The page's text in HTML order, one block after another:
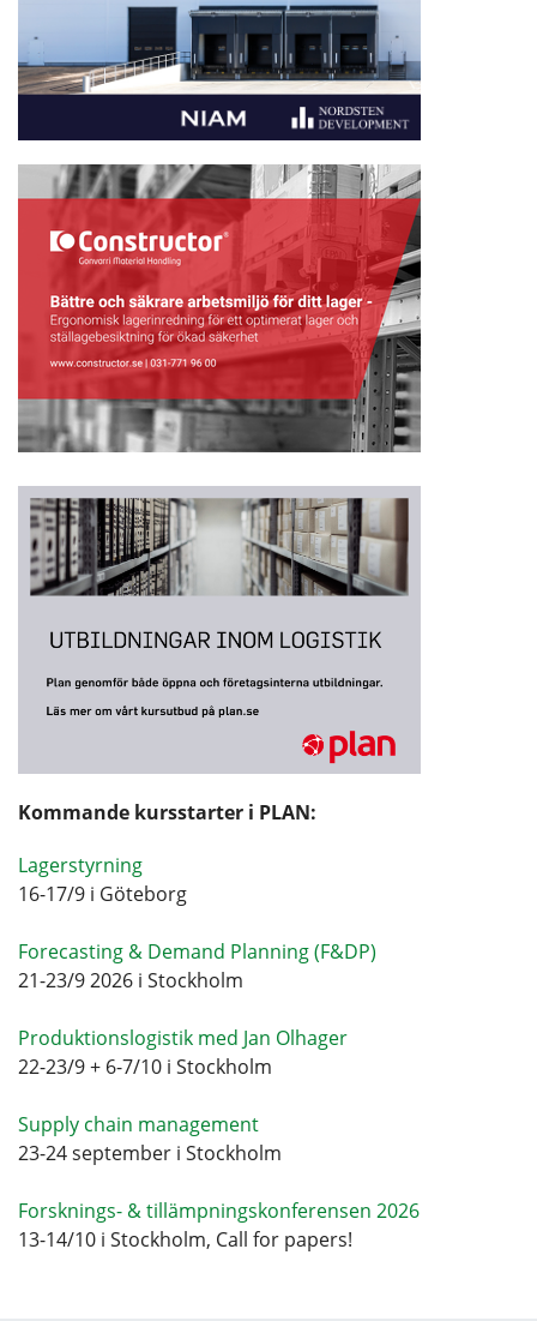
Kommande kursstarter i PLAN:
Lagerstyrning
16-17/9 i Göteborg
Forecasting & Demand Planning (F&DP)
21-23/9 2026 i Stockholm
Produktionslogistik med Jan Olhager
22-23/9 + 6-7/10 i Stockholm
Supply chain management
23-24 september i Stockholm
Forsknings- & tillämpningskonferensen 2026
13-14/10 i Stockholm, Call for papers!